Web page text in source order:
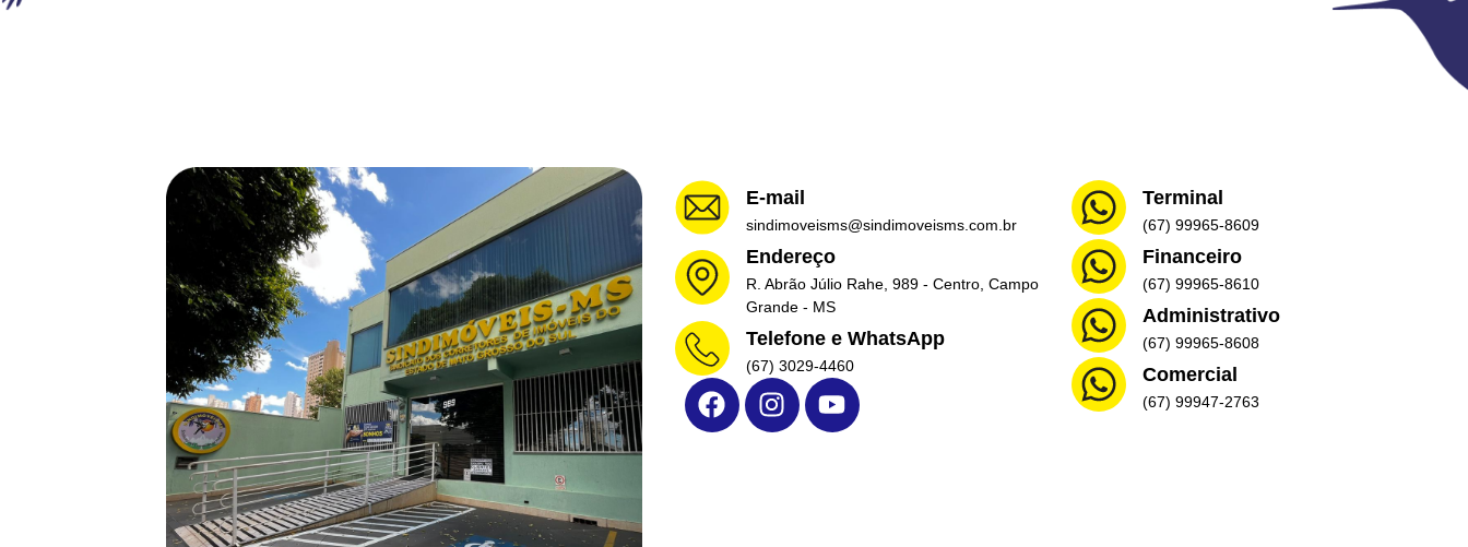
E-mail
sindimoveisms@sindimoveisms.com.br
Endereço
R. Abrão Júlio Rahe, 989 - Centro, Campo
Grande - MS
Telefone e WhatsApp
(67) 3029-4460
Terminal
(67) 99965-8609
Financeiro
(67) 99965-8610
Administrativo
(67) 99965-8608
Comercial
(67) 99947-2763